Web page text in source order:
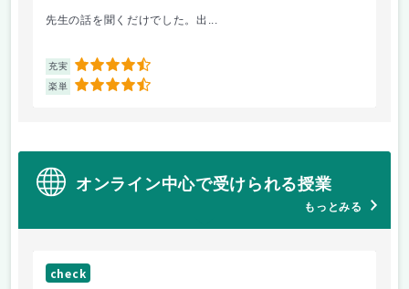
先生の話を聞くだけでした。出...
充実 4.5
楽単 4.5
オンライン中心で受けられる授業
もっとみる
check